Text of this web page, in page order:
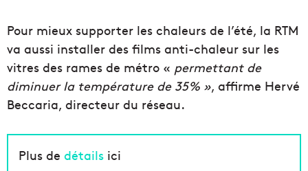
Pour mieux supporter les chaleurs de l’été, la RTM
va aussi installer des films anti-chaleur sur les
vitres des rames de métro « permettant de
diminuer la température de 35% », affirme Hervé
Beccaria, directeur du réseau.
Plus de détails ici